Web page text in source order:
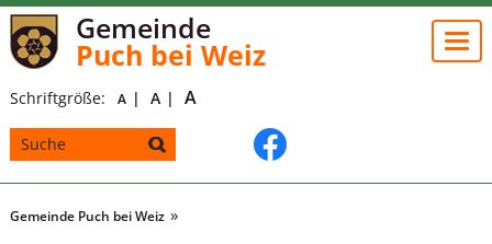
Gemeinde
Puch bei Weiz
Schriftgröße: A A A
Gemeinde Puch bei Weiz